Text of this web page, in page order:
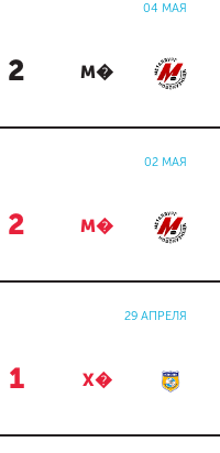
04 МАЯ
2 М�
02 МАЯ
2 М�
29 АПРЕЛЯ
1 Х�